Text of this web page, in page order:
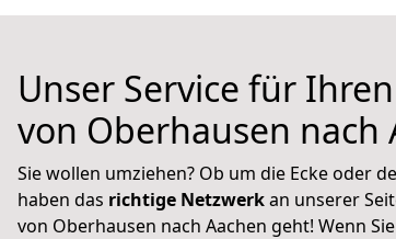
Unser Service für
von Oberhausen nach
Sie wollen umziehen? Ob um die Ecke oder
haben das richtige Netzwerkan unserer
von Oberhausen nach Aachen geht! Wenn